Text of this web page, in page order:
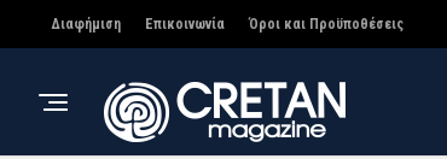
Διαφήμιση Επικοινωνία Όροι και Προϋποθέσεις